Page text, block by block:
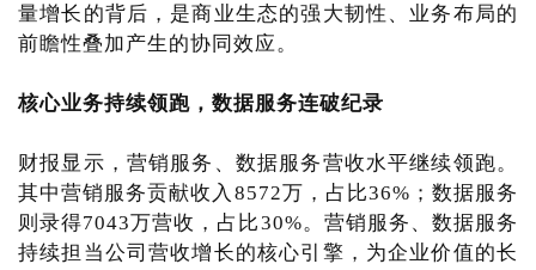
量增长的背后，是商业生态的强大韧性、业务布局的
前瞻性叠加产生的协同效应。
核心业务持续领跑，数据服务连破纪录
财报显示，营销服务、数据服务营收水平继续领跑。
其中营销服务贡献收入8572万，占比36%；数据服务
则录得7043万营收，占比30%。营销服务、数据服务
持续担当公司营收增长的核心引擎，为企业价值的长